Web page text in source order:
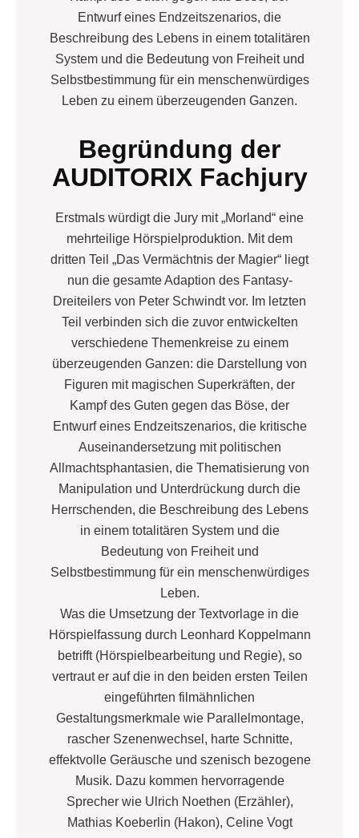
Entwurf eines Endzeitszenarios, die
Beschreibung des Lebens in einem totalitären
System und die Bedeutung von Freiheit und
Selbstbestimmung für ein menschenwürdiges
Leben zu einem überzeugenden Ganzen.
Begründung der
AUDITORIX Fachjury
Erstmals würdigt die Jury mit „Morland“ eine
mehrteilige Hörspielproduktion. Mit dem
dritten Teil „Das Vermächtnis der Magier“ liegt
nun die gesamte Adaption des Fantasy-
Dreiteilers von Peter Schwindt vor. Im letzten
Teil verbinden sich die zuvor entwickelten
verschiedene Themenkreise zu einem
überzeugenden Ganzen: die Darstellung von
Figuren mit magischen Superkräften, der
Kampf des Guten gegen das Böse, der
Entwurf eines Endzeitszenarios, die kritische
Auseinandersetzung mit politischen
Allmachtsphantasien, die Thematisierung von
Manipulation und Unterdrückung durch die
Herrschenden, die Beschreibung des Lebens
in einem totalitären System und die
Bedeutung von Freiheit und
Selbstbestimmung für ein menschenwürdiges
Leben.
Was die Umsetzung der Textvorlage in die
Hörspielfassung durch Leonhard Koppelmann
betrifft (Hörspielbearbeitung und Regie), so
vertraut er auf die in den beiden ersten Teilen
eingeführten filmähnlichen
Gestaltungsmerkmale wie Parallelmontage,
rascher Szenenwechsel, harte Schnitte,
effektvolle Geräusche und szenisch bezogene
Musik. Dazu kommen hervorragende
Sprecher wie Ulrich Noethen (Erzähler),
Mathias Koeberlin (Hakon), Celine Vogt